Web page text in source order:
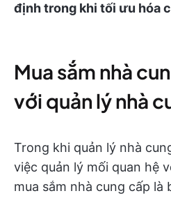
định trong khi tối ưu hóa
Mua sắm nhà
với quản lý nhà
Trong khi quản lý nhà
việc quản lý mối quan hệ
mua sắm nhà cung cấp